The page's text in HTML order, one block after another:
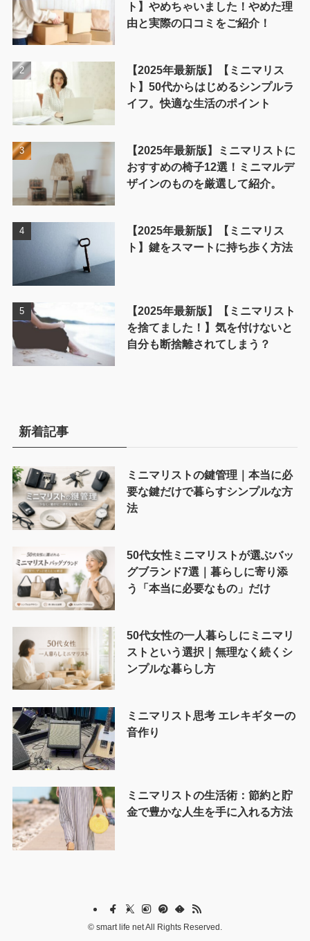
ト】やめちゃいました！やめた理
由と実際の口コミをご紹介！
【2025年最新版】【ミニマリス
ト】50代からはじめるシンプルラ
イフ。快適な生活のポイント
【2025年最新版】ミニマリストに
おすすめの椅子12選！ミニマルデ
ザインのものを厳選して紹介。
【2025年最新版】【ミニマリス
ト】鍵をスマートに持ち歩く方法
【2025年最新版】【ミニマリスト
を捨てました！】気を付けないと
自分も断捨離されてしまう？
新着記事
ミニマリストの鍵管理｜本当に必
要な鍵だけで暮らすシンプルな方
法
50代女性ミニマリストが選ぶバッ
グブランド7選｜暮らしに寄り添
う「本当に必要なもの」だけ
50代女性の一人暮らしにミニマリ
ストという選択｜無理なく続くシ
ンプルな暮らし方
ミニマリスト思考 エレキギターの
音作り
ミニマリストの生活術：節約と貯
金で豊かな人生を手に入れる方法
© smart life net All Rights Reserved.